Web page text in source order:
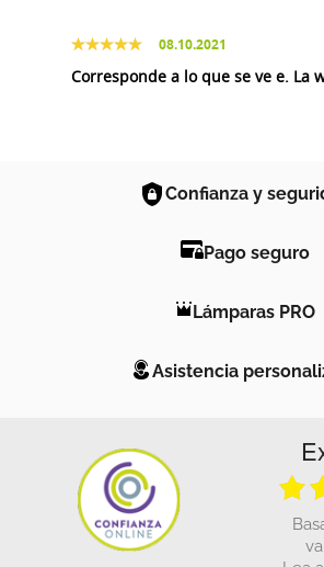
08.10.2021
Corresponde a lo que se ve e. La
Confianza y
Pago seguro
Lámparas PRO
Asistencia